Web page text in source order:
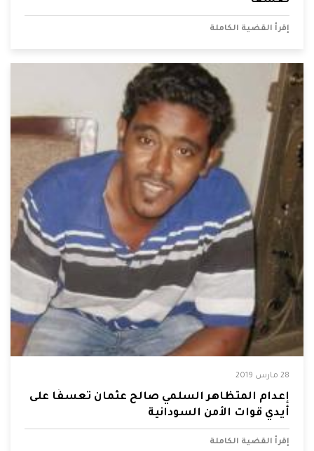
إقرأ القضية الكاملة
28 مارس 2019
إعدام المتظاهر السلمي صالح عثمان تعسفًا على
أيدي قوات الأمن السودانية
إقرأ القضية الكاملة